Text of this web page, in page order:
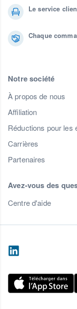
Le service
Chaque
Notre société
À propos de nous
Affiliation
Réductions pour les
Carrières
Partenaires
Avez-vous des
Centre d'aide